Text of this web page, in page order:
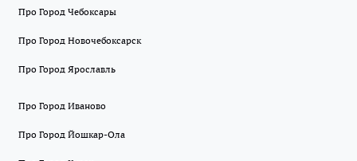
Про Город Чебоксары
Про Город Новочебоксарск
Про Город Ярославль
Про Город Иваново
Про Город Йошкар-Ола